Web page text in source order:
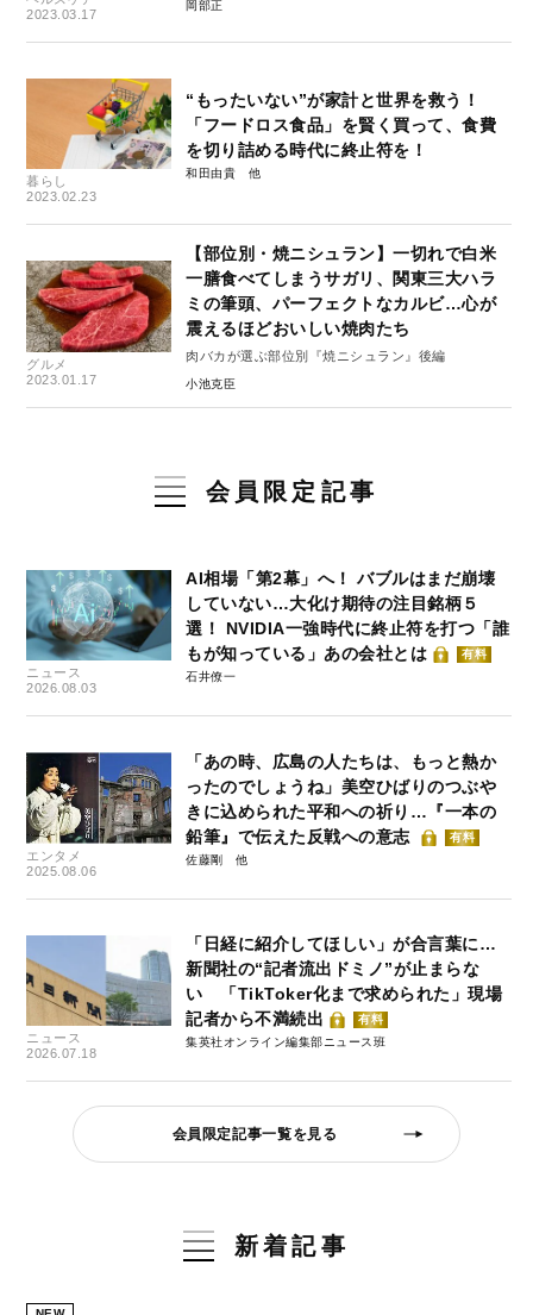
2023.03.17
岡部正
暮らし
2023.02.23
“もったいない”が家計と世界を救う！
「フードロス食品」を賢く買って、食費
を切り詰める時代に終止符を！
和田由貴
グルメ
2023.01.17
【部位別・焼ニシュラン】一切れで白米
一膳食べてしまうサガリ、関東三大ハラ
ミの筆頭、パーフェクトなカルビ…心が
震えるほどおいしい焼肉たち
肉バカが選ぶ部位別『焼ニシュラン』後編
小池克臣
会員限定記事
ニュース
2026.08.03
AI相場「第2幕」へ！ バブルはまだ崩壊
していない…大化け期待の注目銘柄５
選！ NVIDIA一強時代に終止符を打つ「誰
もが知っている」あの会社とは
有料
石井僚一
エンタメ
2025.08.06
「あの時、広島の人たちは、もっと熱か
ったのでしょうね」美空ひばりのつぶや
きに込められた平和への祈り…『一本の
鉛筆』で伝えた反戦への意志
有料
佐藤剛
ニュース
2026.07.18
「日経に紹介してほしい」が合言葉に…
新聞社の“記者流出ドミノ”が止まらな
い 「TikToker化まで求められた」現場
記者から不満続出
有料
集英社オンライン編集部ニュース班
会員限定記事一覧を見る
新着記事